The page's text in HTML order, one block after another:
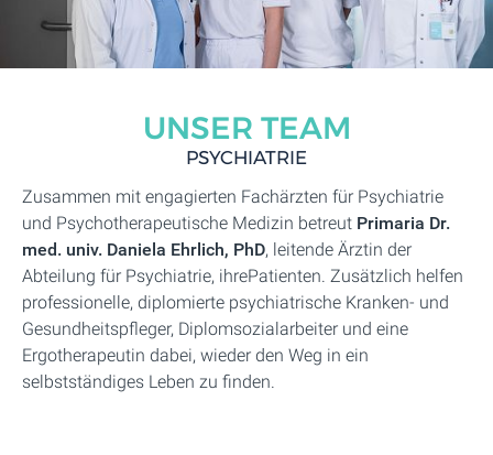
UNSER TEAM
PSYCHIATRIE
Zusammen mit engagierten Fachärzten für Psychiatrie
und Psychotherapeutische Medizin betreut Primaria Dr.
med. univ. Daniela Ehrlich, PhD, leitende Ärztin der
Abteilung für Psychiatrie, ihrePatienten. Zusätzlich helfen
professionelle, diplomierte psychiatrische Kranken- und
Gesundheitspfleger, Diplomsozialarbeiter und eine
Ergotherapeutin dabei, wieder den Weg in ein
selbstständiges Leben zu finden.